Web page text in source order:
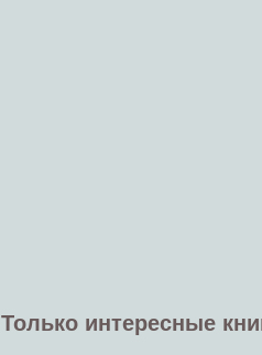
Только интересные